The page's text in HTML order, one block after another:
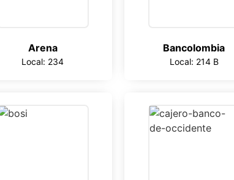
Arena
Local: 234
Bancolombia
Local: 214 B